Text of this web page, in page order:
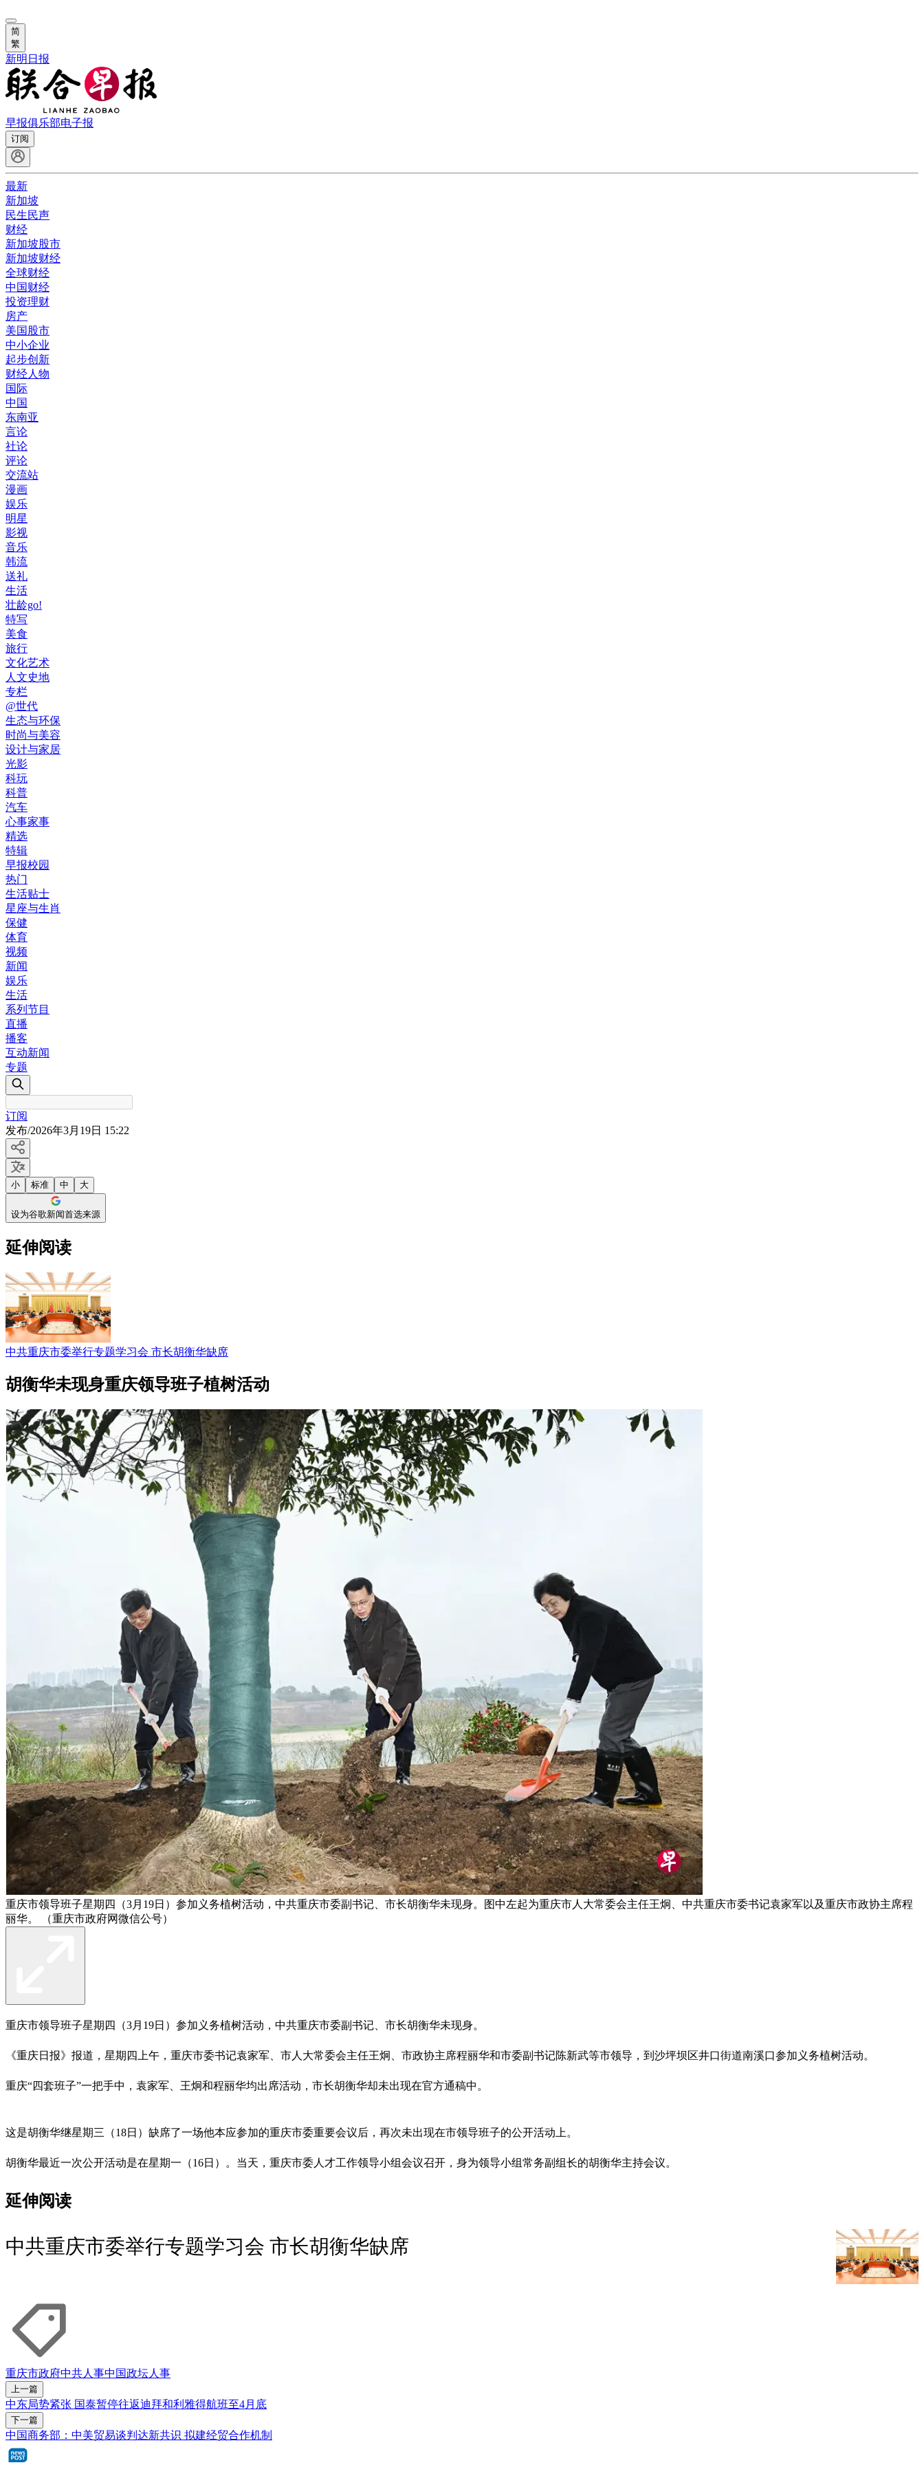
简
繁
新明日报
早报俱乐部电子报
订阅
最新
新加坡
民生民声
财经
新加坡股市
新加坡财经
全球财经
中国财经
投资理财
房产
美国股市
中小企业
起步创新
财经人物
国际
中国
东南亚
言论
社论
评论
交流站
漫画
娱乐
明星
影视
音乐
韩流
送礼
生活
壮龄go!
特写
美食
旅行
文化艺术
人文史地
专栏
@世代
生态与环保
时尚与美容
设计与家居
光影
科玩
科普
汽车
心事家事
精选
特辑
早报校园
热门
生活贴士
星座与生肖
保健
体育
视频
新闻
娱乐
生活
系列节目
直播
播客
互动新闻
专题
订阅
发布/2026年3月19日 15:22
小 标准 中 大
设为谷歌新闻首选来源
延伸阅读
中共重庆市委举行专题学习会 市长胡衡华缺席
胡衡华未现身重庆领导班子植树活动
重庆市领导班子星期四（3月19日）参加义务植树活动，中共重庆市委副书记、市长胡衡华未现身。图中左起为重庆市人大常委会主任王炯、中共重庆市委书记袁家军以及重庆市政协主席程
丽华。 （重庆市政府网微信公号）
重庆市领导班子星期四（3月19日）参加义务植树活动，中共重庆市委副书记、市长胡衡华未现身。
《重庆日报》报道，星期四上午，重庆市委书记袁家军、市人大常委会主任王炯、市政协主席程丽华和市委副书记陈新武等市领导，到沙坪坝区井口街道南溪口参加义务植树活动。
重庆“四套班子”一把手中，袁家军、王炯和程丽华均出席活动，市长胡衡华却未出现在官方通稿中。
这是胡衡华继星期三（18日）缺席了一场他本应参加的重庆市委重要会议后，再次未出现在市领导班子的公开活动上。
胡衡华最近一次公开活动是在星期一（16日）。当天，重庆市委人才工作领导小组会议召开，身为领导小组常务副组长的胡衡华主持会议。
延伸阅读
中共重庆市委举行专题学习会 市长胡衡华缺席
重庆市政府中共人事中国政坛人事
上一篇
中东局势紧张 国泰暂停往返迪拜和利雅得航班至4月底
下一篇
中国商务部：中美贸易谈判达新共识 拟建经贸合作机制